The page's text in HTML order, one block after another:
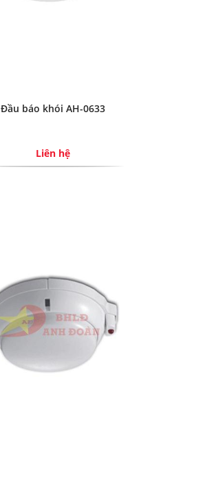
Đầu báo khói AH-0633
Liên hệ